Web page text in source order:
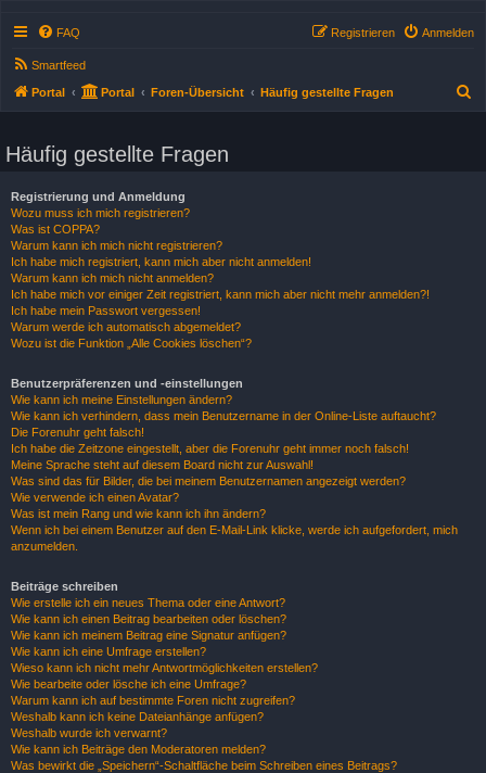
FAQ Anmelden
Registrieren
Smartfeed
Portal Portal Foren-Übersicht Häufig gestellte Fragen
Häufig gestellte Fragen
Registrierung und Anmeldung
Wozu muss ich mich registrieren?
Was ist COPPA?
Warum kann ich mich nicht registrieren?
Ich habe mich registriert, kann mich aber nicht anmelden!
Warum kann ich mich nicht anmelden?
Ich habe mich vor einiger Zeit registriert, kann mich aber nicht mehr anmelden?!
Ich habe mein Passwort vergessen!
Warum werde ich automatisch abgemeldet?
Wozu ist die Funktion „Alle Cookies löschen“?
Benutzerpräferenzen und -einstellungen
Wie kann ich meine Einstellungen ändern?
Wie kann ich verhindern, dass mein Benutzername in der Online-Liste auftaucht?
Die Forenuhr geht falsch!
Ich habe die Zeitzone eingestellt, aber die Forenuhr geht immer noch falsch!
Meine Sprache steht auf diesem Board nicht zur Auswahl!
Was sind das für Bilder, die bei meinem Benutzernamen angezeigt werden?
Wie verwende ich einen Avatar?
Was ist mein Rang und wie kann ich ihn ändern?
Wenn ich bei einem Benutzer auf den E-Mail-Link klicke, werde ich aufgefordert, mich
anzumelden.
Beiträge schreiben
Wie erstelle ich ein neues Thema oder eine Antwort?
Wie kann ich einen Beitrag bearbeiten oder löschen?
Wie kann ich meinem Beitrag eine Signatur anfügen?
Wie kann ich eine Umfrage erstellen?
Wieso kann ich nicht mehr Antwortmöglichkeiten erstellen?
Wie bearbeite oder lösche ich eine Umfrage?
Warum kann ich auf bestimmte Foren nicht zugreifen?
Weshalb kann ich keine Dateianhänge anfügen?
Weshalb wurde ich verwarnt?
Wie kann ich Beiträge den Moderatoren melden?
Was bewirkt die „Speichern“-Schaltfläche beim Schreiben eines Beitrags?